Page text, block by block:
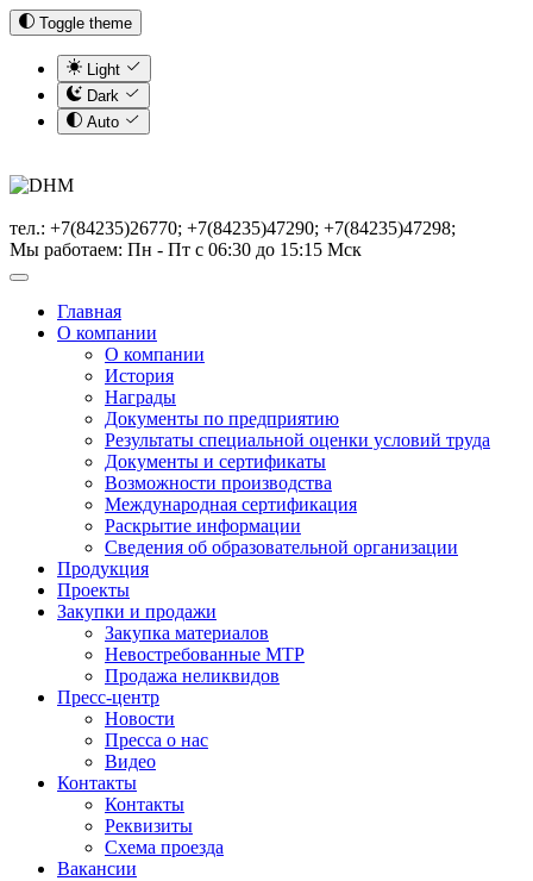
Toggle theme
Light
Dark
Auto
тел.: +7(84235)26770; +7(84235)47290; +7(84235)47298;
Мы работаем: Пн - Пт с 06:30 до 15:15 Мск
Главная
О компании
О компании
История
Награды
Документы по предприятию
Результаты специальной оценки условий труда
Документы и сертификаты
Возможности производства
Международная сертификация
Раскрытие информации
Сведения об образовательной организации
Продукция
Проекты
Закупки и продажи
Закупка материалов
Невостребованные МТР
Продажа неликвидов
Пресс-центр
Новости
Пресса о нас
Видео
Контакты
Контакты
Реквизиты
Схема проезда
Вакансии